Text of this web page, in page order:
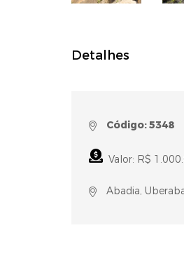
Detalhes
Código: 5348
Valor: R$
Abadia,